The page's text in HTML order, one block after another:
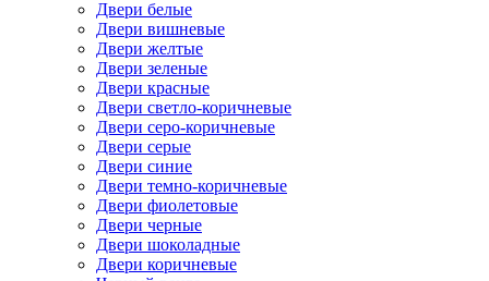
Двери белые
Двери вишневые
Двери желтые
Двери зеленые
Двери красные
Двери светло-коричневые
Двери серо-коричневые
Двери серые
Двери синие
Двери темно-коричневые
Двери фиолетовые
Двери черные
Двери шоколадные
Двери коричневые